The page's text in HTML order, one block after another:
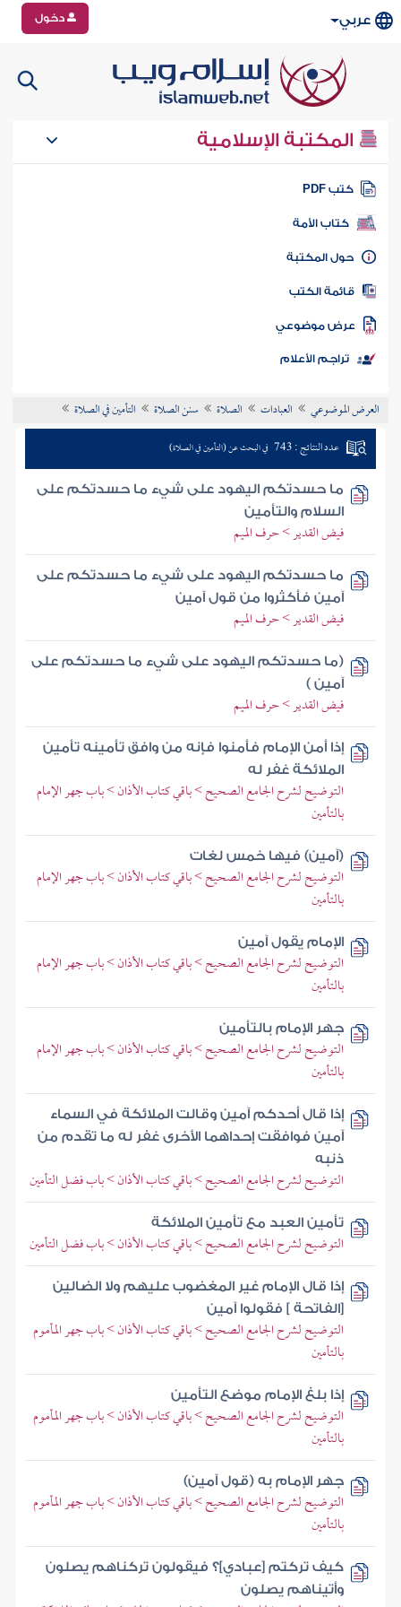
عربي دخول
المكتبة الإسلامية
كتب PDF
كتاب الأمة
المكتبة
الكتب
موضوعي
تراجم الأعلام
العرض الموضوعي العبادات الصلاة سنن الصلاة التأمين في الصلاة
عدد النتائج : 743 في البحث عن (التأمين في الصلاة)
ما حسدتكم اليهود على شيء ما حسدتكم على
السلام والتأمين
فيض القدير > حرف الميم
ما حسدتكم اليهود على شيء ما حسدتكم على
آمين فأكثروا من قول آمين
فيض القدير > حرف الميم
(ما حسدتكم اليهود على شيء ما حسدتكم على
آمين )
فيض القدير > حرف الميم
إذا أمن الإمام فأمنوا فإنه من وافق تأمينه تأمين
الملائكة غفر له
التوضيح لشرح الجامع الصحيح > باقي كتاب الأذان > باب جهر الإمام
بالتأمين
(آمين) فيها خمس لغات
التوضيح لشرح الجامع الصحيح > باقي كتاب الأذان > باب جهر الإمام
بالتأمين
الإمام يقول آمين
التوضيح لشرح الجامع الصحيح > باقي كتاب الأذان > باب جهر الإمام
بالتأمين
جهر الإمام بالتأمين
التوضيح لشرح الجامع الصحيح > باقي كتاب الأذان > باب جهر الإمام
بالتأمين
إذا قال أحدكم آمين وقالت الملائكة في السماء
آمين فوافقت إحداهما الأخرى غفر له ما تقدم من
ذنبه
التوضيح لشرح الجامع الصحيح > باقي كتاب الأذان > باب فضل التأمين
تأمين العبد مع تأمين الملائكة
التوضيح لشرح الجامع الصحيح > باقي كتاب الأذان > باب فضل التأمين
إذا قال الإمام غير المغضوب عليهم ولا الضالين
[الفاتحة ] فقولوا آمين
التوضيح لشرح الجامع الصحيح > باقي كتاب الأذان > باب جهر المأموم
بالتأمين
إذا بلغ الإمام موضع التأمين
التوضيح لشرح الجامع الصحيح > باقي كتاب الأذان > باب جهر المأموم
بالتأمين
جهر الإمام به (قول آمين)
التوضيح لشرح الجامع الصحيح > باقي كتاب الأذان > باب جهر المأموم
بالتأمين
كيف تركتم [عبادي]؟ فيقولون تركناهم يصلون
وأتيناهم يصلون